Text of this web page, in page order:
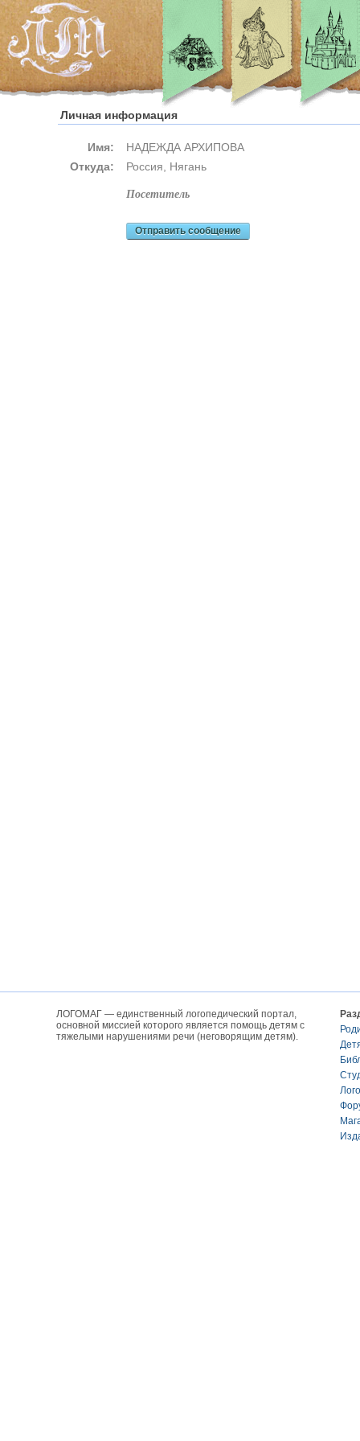
Личная информация
Имя:
НАДЕЖДА АРХИПОВА
Откуда:
Россия, Нягань
посетитель
Отправить сообщение
ЛОГОМАГ — единственный логопедический портал,
основной миссией которого является помощь детям с
тяжелыми нарушениями речи (неговорящим детям).